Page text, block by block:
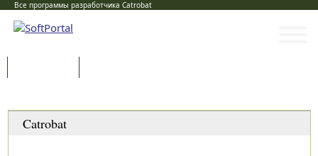
Все программы разработчика Catrobat
Catrobat